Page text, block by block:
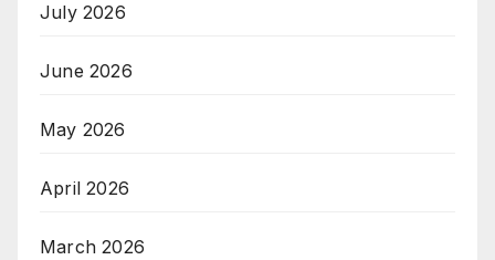
July 2026
June 2026
May 2026
April 2026
March 2026